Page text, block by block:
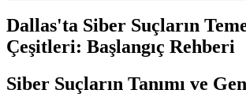
Dallas'ta Siber Suçların
Çeşitleri: Başlangıç Rehberi
Siber Suçların Tanımı ve